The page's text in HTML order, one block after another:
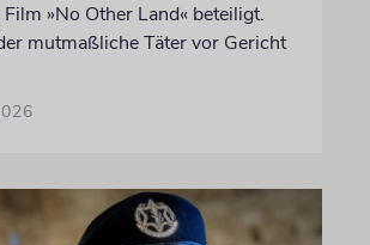
»No Other Land« beteiligt.
mutmaßliche Täter vor Gericht